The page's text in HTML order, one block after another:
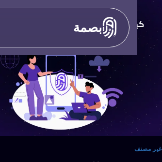
بصمة
غير مصنف